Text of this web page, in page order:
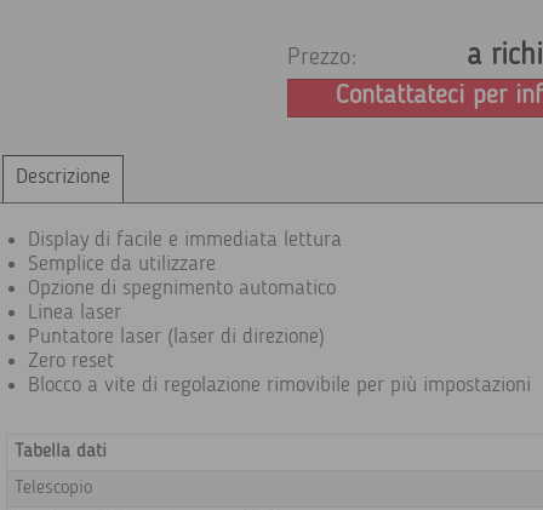
Prezzo: a
Contattateci per
Descrizione
Display di facile e immediata lettura
Semplice da utilizzare
Opzione di spegnimento automatico
Linea laser
Puntatore laser (laser di direzione)
Zero reset
Blocco a vite di regolazione rimovibile per più impostazioni
Tabella dati
Telescopio